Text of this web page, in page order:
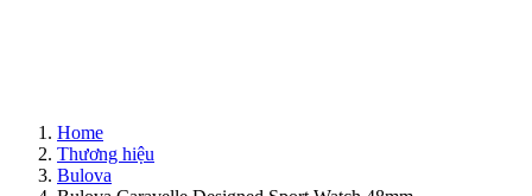
Home
Thương hiệu
Bulova